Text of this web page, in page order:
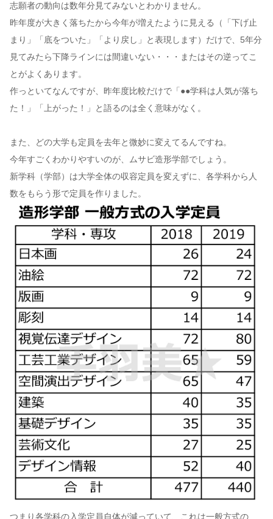
志願者の動向は数年分見てみないとわかりません。
昨年度が大きく落ちたから今年が増えたように見える（「下げ止
まり」「底をついた」「より戻し」と表現します）だけで、5年分
見てみたら下降ラインには間違いない・・・またはその逆ってこ
とがよくあります。
作っといてなんですが、昨年度比較だけで「●●学科は人気が落ち
た！」「上がった！」と語るのは全く意味がなく。
また、どの大学も定員を去年と微妙に変えてるんですね。
今年すごくわかりやすいのが、ムサビ造形学部でしょう。
新学科（学部）は大学全体の収容定員を変えずに、各学科から人
数をもらう形で定員を作りました。
つまり各学科の入学定員自体が減っていて、これは一般方式の